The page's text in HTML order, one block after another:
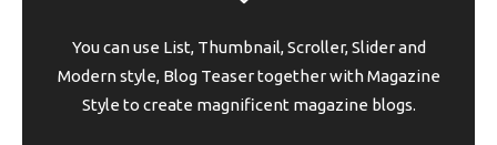
You can use List, Thumbnail, Scroller, Slider and
Modern style, Blog Teaser together with Magazine
Style to create magnificent magazine blogs.